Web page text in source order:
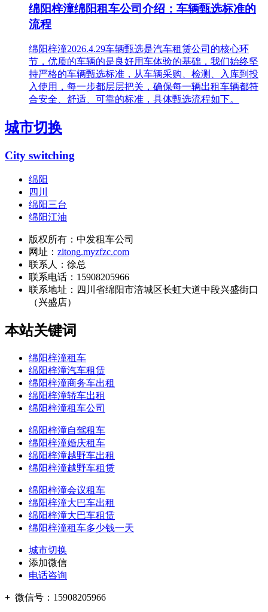
绵阳梓潼绵阳租车公司介绍：车辆甄选标准的
流程
绵阳梓潼2026.4.29车辆甄选是汽车租赁公司的核心环
节，优质的车辆的是良好用车体验的基础，我们始终坚
持严格的车辆甄选标准，从车辆采购、检测、入库到投
入使用，每一步都层层把关，确保每一辆出租车辆都符
合安全、舒适、可靠的标准，具体甄选流程如下。
城市切换
City switching
绵阳
四川
绵阳三台
绵阳江油
版权所有：中发租车公司
网址： zitong.myzfzc.com
联系人：徐总
联系电话：15908205966
联系地址： 四川省绵阳市涪城区长虹大道中段兴盛街口
（兴盛店）
本站关键词
绵阳梓潼租车
绵阳梓潼汽车租赁
绵阳梓潼商务车出租
绵阳梓潼轿车出租
绵阳梓潼租车公司
绵阳梓潼自驾租车
绵阳梓潼婚庆租车
绵阳梓潼越野车出租
绵阳梓潼越野车租赁
绵阳梓潼会议租车
绵阳梓潼大巴车出租
绵阳梓潼大巴车租赁
绵阳梓潼租车多少钱一天
城市切换
添加微信
电话咨询
+ 微信号： 15908205966